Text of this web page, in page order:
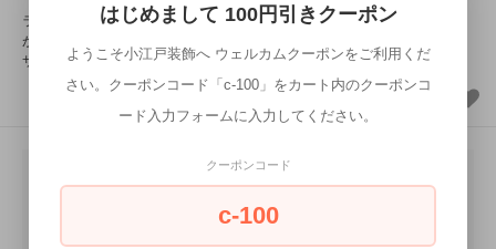
ラタン調の編み目で仕上げた棚板
がアクセントとなり、おしゃれな
サイドテーブル。
ドスペースを作らず使いやすい。
はじめまして 100円引きクーポン
ようこそ小江戸装飾へ ウェルカムクーポンをご利用くだ
さい。クーポンコード「c-100」をカート内のクーポンコ
ード入力フォームに入力してください。
クーポンコード
c-100